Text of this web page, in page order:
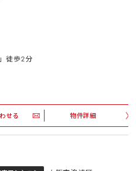
徒歩2分
せる 物件詳細